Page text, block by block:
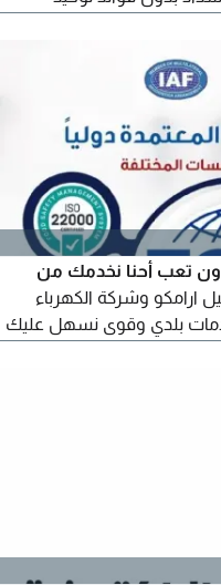
نستقبل الوسطاء
تعب أحنا نخدمك من
ارامكو وشركة الكهرباء
بلدي وقوى نسهل عليك